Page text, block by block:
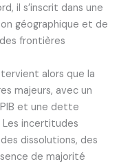
il s’inscrit dans une
géographique et de
frontières
alors que la
majeurs, avec un
et une dette
Les incertitudes
dissolutions, des
de majorité